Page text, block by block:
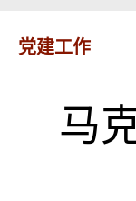
党建工作
马